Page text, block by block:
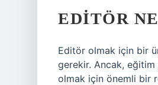
EDITÖR
Editör olmak için bir
gerekir. Ancak,
olmak için önemli bir